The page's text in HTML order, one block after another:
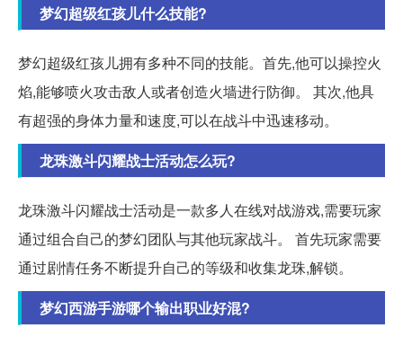
梦幻超级红孩儿什么技能?
梦幻超级红孩儿拥有多种不同的技能。首先,他可以操控火
焰,能够喷火攻击敌人或者创造火墙进行防御。 其次,他具
有超强的身体力量和速度,可以在战斗中迅速移动。
龙珠激斗闪耀战士活动怎么玩?
龙珠激斗闪耀战士活动是一款多人在线对战游戏,需要玩家
通过组合自己的梦幻团队与其他玩家战斗。 首先玩家需要
通过剧情任务不断提升自己的等级和收集龙珠,解锁。
梦幻西游手游哪个输出职业好混?